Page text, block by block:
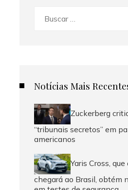
Notícias Mais
Zuckerberg
“tribunais secretos” em
americanos
Yaris Cross,
chegará ao Brasil, obtém